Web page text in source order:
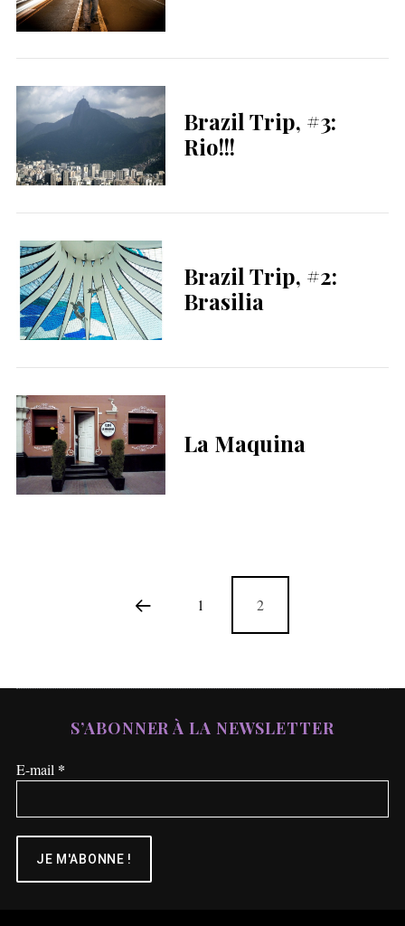
Brazil Trip, #3:
Rio!!!
Brazil Trip, #2:
Brasilia
La Maquina
1 2
S’ABONNER À LA NEWSLETTER
E-mail *